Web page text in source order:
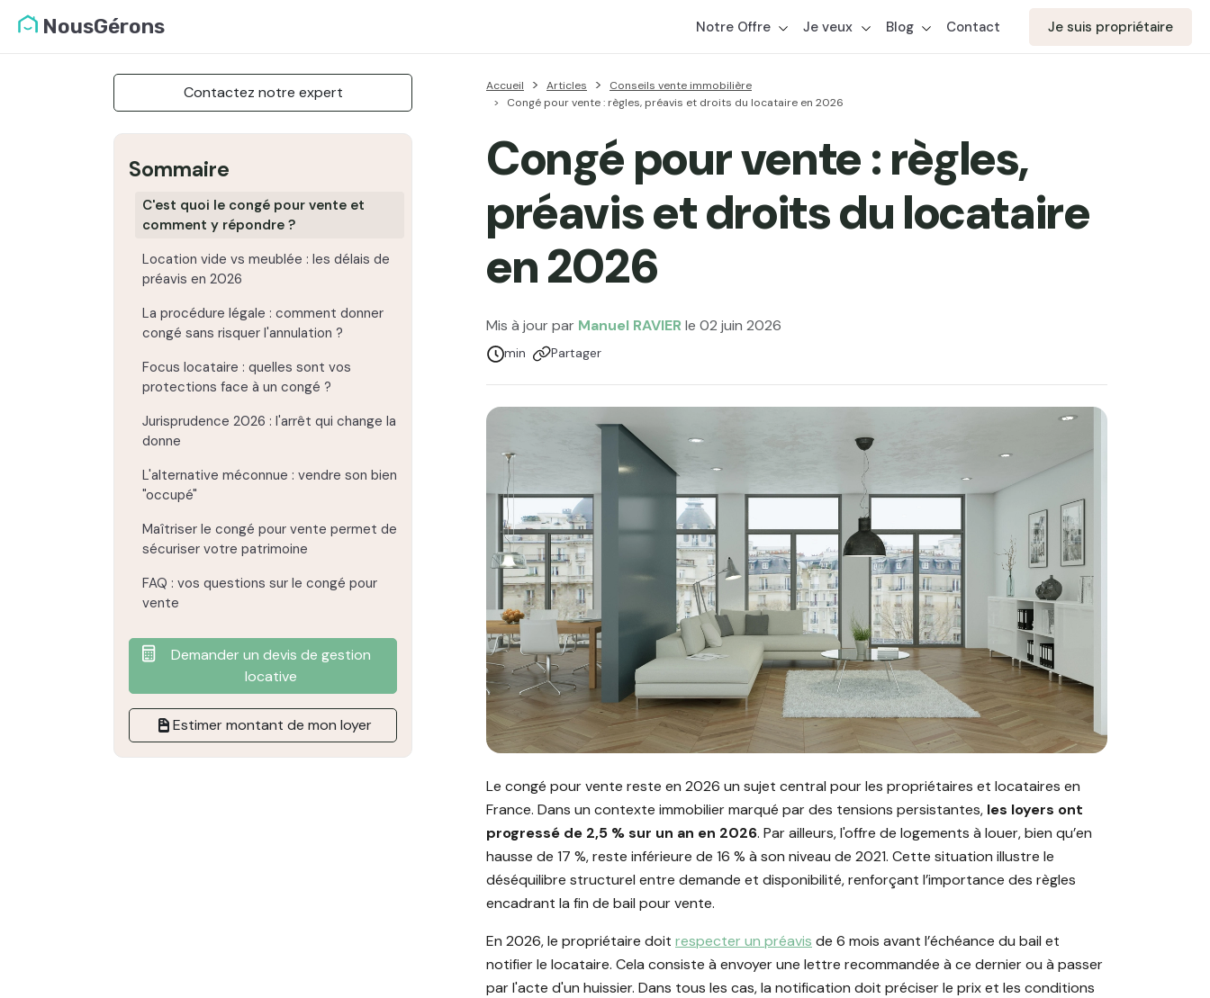
NousGérons Notre Offre Je veux Blog Contact Je suis propriétaire
Accueil Articles
Conseils vente immobilière
Congé pour vente : règles, préavis et droits du locataire en 2026
Congé pour vente : règles,
préavis et droits du locataire
en 2026
Mis à jour par Manuel RAVIER le 02 juin 2026
Temps de lecture :
min Partager
Le congé pour vente reste en 2026 un sujet central pour les propriétaires et locataires en
France. Dans un contexte immobilier marqué par des tensions persistantes, les loyers ont
progressé de 2,5 % sur un an en 2026. Par ailleurs, l'offre de logements à louer, bien qu’en
hausse de 17 %, reste inférieure de 16 % à son niveau de 2021. Cette situation illustre le
déséquilibre structurel entre demande et disponibilité, renforçant l’importance des règles
encadrant la fin de bail pour vente.
En 2026, le propriétaire doit respecter un préavis de 6 mois avant l’échéance du bail et
notifier le locataire. Cela consiste à envoyer une lettre recommandée à ce dernier ou à passer
par l'acte d'un huissier. Dans tous les cas, la notification doit préciser le prix et les conditions
Contactez notre expert
Sommaire
C'est quoi le congé pour vente et
comment y répondre ?
Location vide vs meublée : les délais de
préavis en 2026
La procédure légale : comment donner
congé sans risquer l'annulation ?
Focus locataire : quelles sont vos
protections face à un congé ?
Jurisprudence 2026 : l'arrêt qui change la
donne
L'alternative méconnue : vendre son bien
"occupé"
Maîtriser le congé pour vente permet de
sécuriser votre patrimoine
FAQ : vos questions sur le congé pour
vente
Demander un devis de gestion
locative
Estimer montant de mon loyer